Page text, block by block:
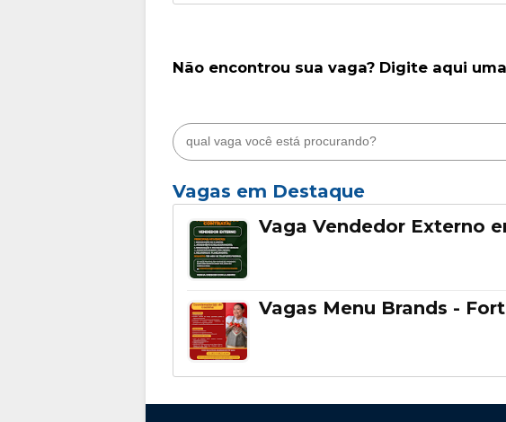
Não encontrou sua vaga? Digite aqui
Vagas em Destaque
Vaga Vendedor Externo
Vagas Menu Brands -